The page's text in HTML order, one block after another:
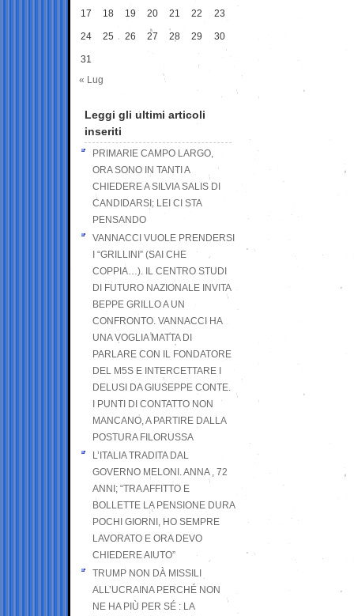
17 18 19 20 21 22 23
24 25 26 27 28 29 30
31
« Lug
Leggi gli ultimi articoli
inseriti
PRIMARIE CAMPO LARGO,
ORA SONO IN TANTI A
CHIEDERE A SILVIA SALIS DI
CANDIDARSI: LEI CI STA
PENSANDO
VANNACCI VUOLE PRENDERSI
I “GRILLINI” (SAI CHE
COPPIA…). IL CENTRO STUDI
DI FUTURO NAZIONALE INVITA
BEPPE GRILLO A UN
CONFRONTO. VANNACCI HA
UNA VOGLIA MATTA DI
PARLARE CON IL FONDATORE
DEL M5S E INTERCETTARE I
DELUSI DA GIUSEPPE CONTE.
I PUNTI DI CONTATTO NON
MANCANO, A PARTIRE DALLA
POSTURA FILORUSSA
L’ITALIA TRADITA DAL
GOVERNO MELONI. ANNA , 72
ANNI; “TRA AFFITTO E
BOLLETTE LA PENSIONE DURA
POCHI GIORNI, HO SEMPRE
LAVORATO E ORA DEVO
CHIEDERE AIUTO”
TRUMP NON DÀ MISSILI
ALL’UCRAINA PERCHÉ NON
NE HA PIÙ PER SÉ : LA